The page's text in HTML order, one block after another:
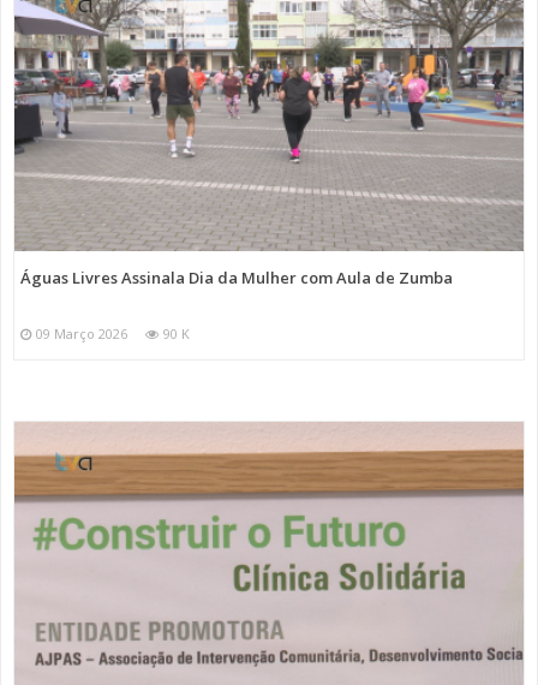
Águas Livres Assinala Dia da Mulher com Aula de Zumba
09 Março 2026 90 K